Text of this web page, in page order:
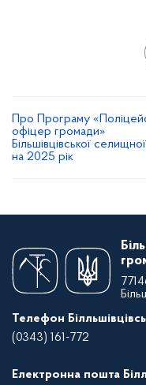
Про Програму
офіцер громади»
Більшівцівської
на 2025 рік
Телефон
(0343) 161-772
Електронна пошта